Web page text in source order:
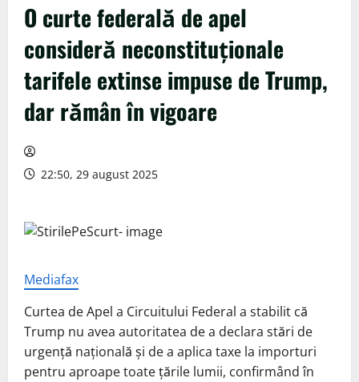
O curte federală de apel
consideră neconstituționale
tarifele extinse impuse de Trump,
dar rămân în vigoare
22:50, 29 august 2025
Mediafax
Curtea de Apel a Circuitului Federal a stabilit că
Trump nu avea autoritatea de a declara stări de
urgență națională și de a aplica taxe la importuri
pentru aproape toate țările lumii, confirmând în